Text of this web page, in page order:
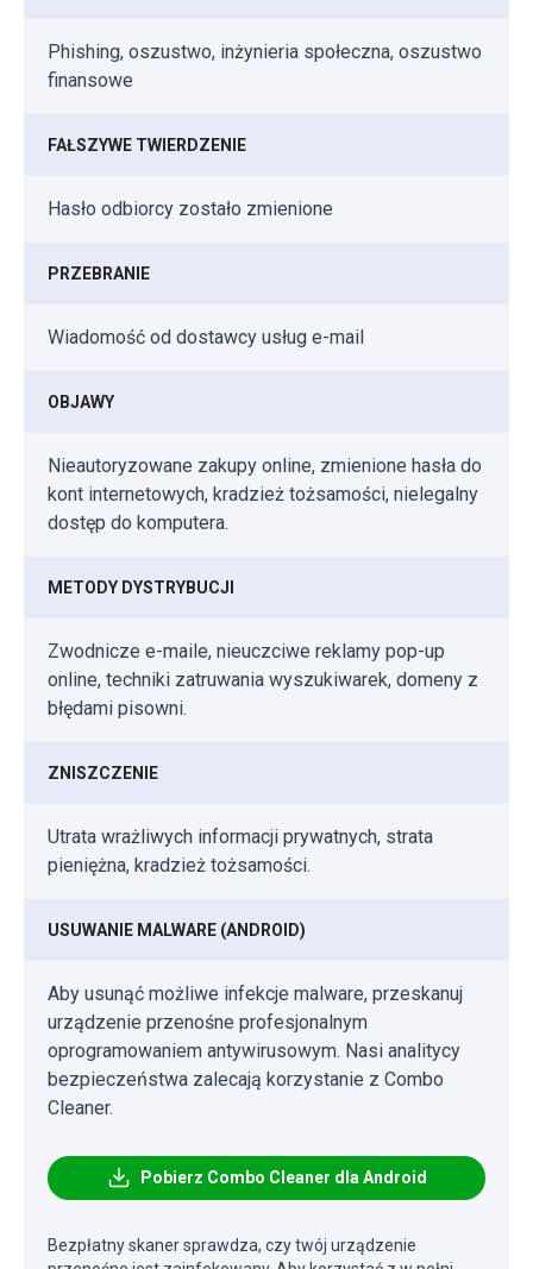
Phishing, oszustwo, inżynieria społeczna, oszustwo
finansowe
FAŁSZYWE TWIERDZENIE
Hasło odbiorcy zostało zmienione
PRZEBRANIE
Wiadomość od dostawcy usług e-mail
OBJAWY
Nieautoryzowane zakupy online, zmienione hasła do
kont internetowych, kradzież tożsamości, nielegalny
dostęp do komputera.
METODY DYSTRYBUCJI
Zwodnicze e-maile, nieuczciwe reklamy pop-up
online, techniki zatruwania wyszukiwarek, domeny z
błędami pisowni.
ZNISZCZENIE
Utrata wrażliwych informacji prywatnych, strata
pieniężna, kradzież tożsamości.
USUWANIE MALWARE (ANDROID)
Aby usunąć możliwe infekcje malware, przeskanuj
urządzenie przenośne profesjonalnym
oprogramowaniem antywirusowym. Nasi analitycy
bezpieczeństwa zalecają korzystanie z Combo
Cleaner.
Pobierz Combo Cleaner dla Android
Bezpłatny skaner sprawdza, czy twój urządzenie